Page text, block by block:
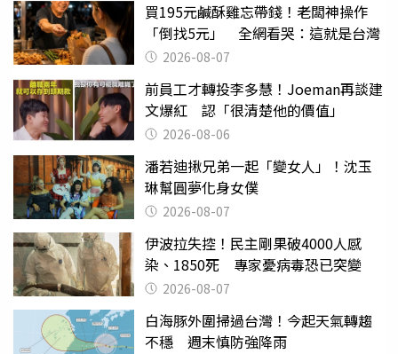
買195元鹹酥雞忘帶錢！老闆神操作
「倒找5元」 全網看哭：這就是台灣
2026-08-07
前員工才轉投李多慧！Joeman再談建
文爆紅 認「很清楚他的價值」
2026-08-06
潘若迪揪兄弟一起「變女人」！沈玉
琳幫圓夢化身女僕
2026-08-07
伊波拉失控！民主剛果破4000人感
染、1850死 專家憂病毒恐已突變
2026-08-07
白海豚外圍掃過台灣！今起天氣轉趨
不穩 週末慎防強降雨